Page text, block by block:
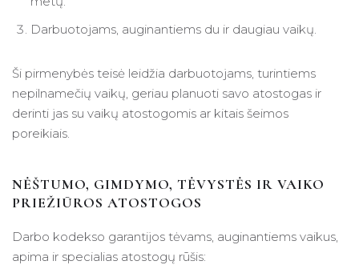
Darbuotojams, auginantiems du ir daugiau vaikų.
Ši pirmenybės teisė leidžia darbuotojams, turintiems
nepilnamečių vaikų, geriau planuoti savo atostogas ir
derinti jas su vaikų atostogomis ar kitais šeimos
poreikiais.
NĖŠTUMO, GIMDYMO, TĖVYSTĖS IR VAIKO
PRIEŽIŪROS ATOSTOGOS
Darbo kodekso garantijos tėvams, auginantiems vaikus,
apima ir specialias atostogų rūšis: